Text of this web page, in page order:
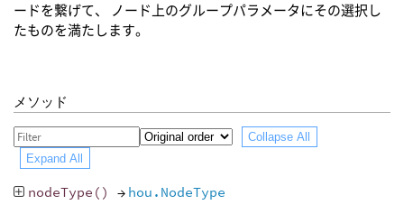
ードを繋げて、 ノード上のグループパラメータにその選択し
たものを満たします。
メソッド
Collapse All
Expand All
nodeType () → hou.NodeType